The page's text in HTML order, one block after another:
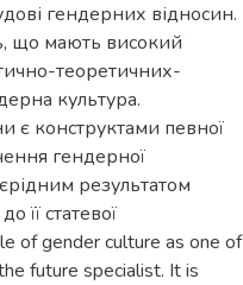
гендерних відносин.
що мають високий
теоретичних-
культура.
є конструктами певної
гендерної
результатом
її статевої
of gender culture as one of
future specialist. It is